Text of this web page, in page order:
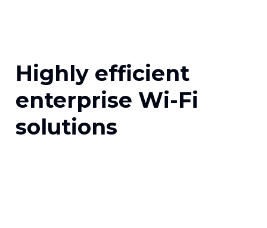
Highly efficient
enterprise Wi-Fi
solutions